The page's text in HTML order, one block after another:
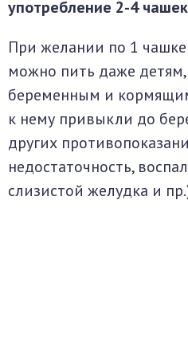
употребление 2-4
При желании по 1
можно пить даже детям,
беременным и
к нему привыкли до
других
недостаточность,
слизистой желудка и